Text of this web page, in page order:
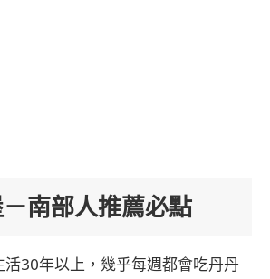
南部人推薦必點
30年以上，幾乎每週都會吃丹丹